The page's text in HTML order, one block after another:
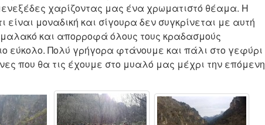
χαρίζοντας μας ένα χρωματιστό θέαμα. Η
μοναδική και σίγουρα δεν συγκρίνεται με αυτή
μαλακό και απορροφά όλους τους κραδασμούς
εύκολο. Πολύ γρήγορα φτάνουμε και πάλι στο γεφύρι
που θα τις έχουμε στο μυαλό μας μέχρι την επόμενη